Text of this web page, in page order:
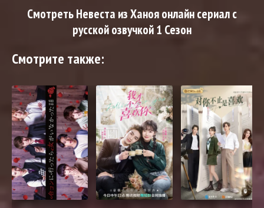
Смотреть Невеста из Ханоя онлайн сериал с
русской озвучкой 1 Сезон
Смотрите также: